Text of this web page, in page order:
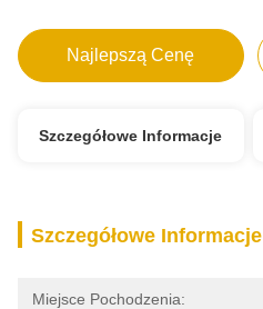
Najlepszą Cenę
Szczegółowe Informacje
Szczegółowe Informacje
Miejsce Pochodzenia: